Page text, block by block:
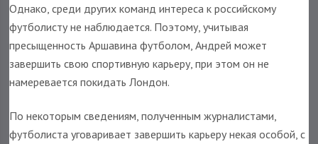
Однако, среди других команд интереса к российскому
футболисту не наблюдается. Поэтому, учитывая
пресыщенность Аршавина футболом, Андрей может
завершить свою спортивную карьеру, при этом он не
намеревается покидать Лондон.
По некоторым сведениям, полученным журналистами,
футболиста уговаривает завершить карьеру некая особой, с